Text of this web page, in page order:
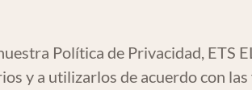
Política de Privacidad, ETS
y a utilizarlos de acuerdo con